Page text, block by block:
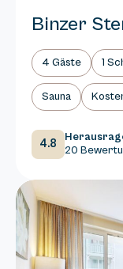
Binzer
4 Gäste 1
Sauna
4.8
20